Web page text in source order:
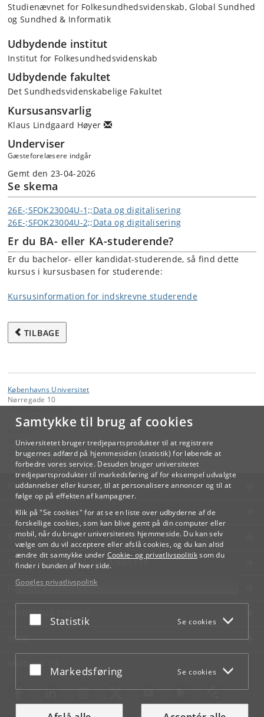
Samtykke til brug af cookies
Universitetet bruger tredjepartsprodukter til at registrere
brugernes adfærd på hjemmesiden (statistik) for løbende at
forbedre vores service. Desuden bruger universitetet
tredjepartsprodukter til markedsføring af for eksempel udvalgte
uddannelser eller kurser, til at personalisere annoncer og til at
følge op på effekten af kampagner.
Klik på "Se cookies" for at se en liste over udbyderne af de
forskellige cookies, som kan blive gemt på din computer eller
mobil, når du bruger universitetets hjemmeside. Du kan selv
vælge om du vil acceptere eller afslå cookies, og du kan altid
ændre dit samtykke under Cookie- og privatlivspolitiksom du
finder i bunden af hver side.
Googles privatlivspolitik
Acceptér eller afslå
Statistik Se cookies
Acceptér eller afslå
Markedsføring Se cookies
Studienævnet for Folkesundhedsvidenskab, Global Sundhed
og Sundhed & Informatik
Udbydende institut
Institut for Folkesundhedsvidenskab
Udbydende fakultet
Det Sundhedsvidenskabelige Fakultet
Kursusansvarlig
Klaus Lindgaard Høyer
Underviser
Gæsteforelæsere indgår
Gemt den 23-04-2026
Se skema
26E-;SFOK23004U-1;;Data og digitalisering
26E-;SFOK23004U-2;;Data og digitalisering
Er du BA- eller KA-studerende?
Er du bachelor- eller kandidat-studerende, så find dette
kursus i kursusbasen for studerende:
Kursusinformation for indskrevne studerende
TILBAGE
Københavns Universitet
Nørregade 10
Videreuddannelse og Livslang Læring
lifelonglearning@adm.ku.dk
KØBENHAVNS UNIVERSITET
KONTAKT
SERVICES
FOR STUDERENDE OG ANSATTE
JOB OG KARRIERE
NØDSITUATIONER
WEB
MØD KU PÅ